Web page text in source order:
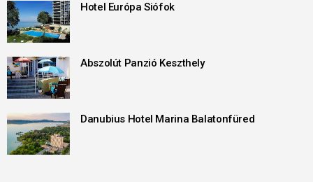
Hotel Európa Siófok
Abszolút Panzió Keszthely
Danubius Hotel Marina Balatonfüred